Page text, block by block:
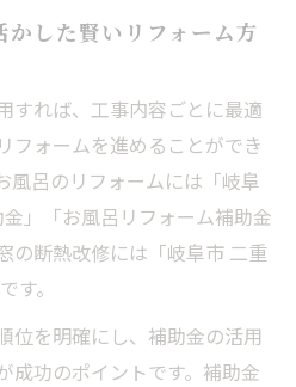
ミーズの安心サポート体
まで一貫対応が強み
工事内容と相談事例紹介
のリフォーム進行サポー
い改善のポイント集
助金活用のベストタイミ
に利用する賢い住まい改
した賢いリフォーム方
すれば、工事内容ごとに最適
フォームを進めることができ
風呂のリフォームには「岐阜
」「お風呂リフォーム補助金
の断熱改修には「岐阜市 二重
す。
位を明確にし、補助金の活用
成功のポイントです。補助金